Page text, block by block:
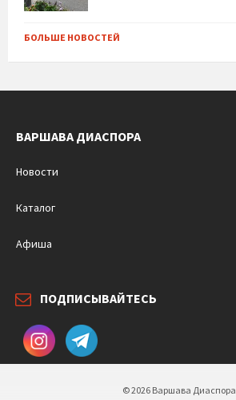
БОЛЬШЕ НОВОСТЕЙ
ВАРШАВА ДИАСПОРА
Новости
Каталог
Афиша
ПОДПИСЫВАЙТЕСЬ
© 2026 Варшава Диаспора